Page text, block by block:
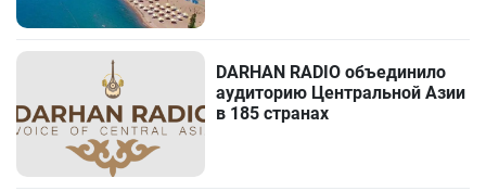
DARHAN RADIO объединило
аудиторию Центральной Азии
в 185 странах